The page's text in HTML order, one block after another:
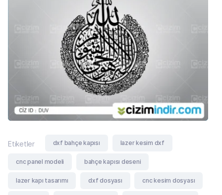
Etiketler dxf bahçe kapısı lazer kesim dxf
cnc panel modeli bahçe kapısı deseni
lazer kapı tasarımı dxf dosyası cnc kesim dosyası